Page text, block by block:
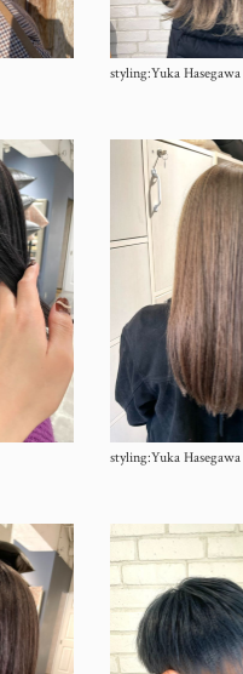
styling:Yuka Hasegawa
styling:Yuka Hasegawa